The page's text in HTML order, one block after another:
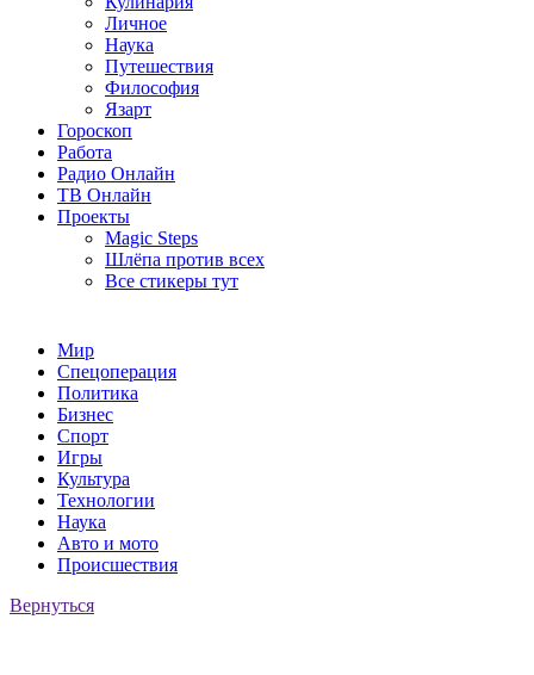
Личное
Наука
Путешествия
Философия
Язарт
Гороскоп
Работа
Радио Онлайн
ТВ Онлайн
Проекты
Magic Steps
Шлёпа против всех
Все стикеры тут
Мир
Спецоперация
Политика
Бизнес
Спорт
Игры
Культура
Технологии
Наука
Авто и мото
Происшествия
Вернуться